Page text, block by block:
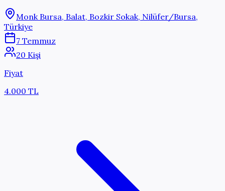
Monk Bursa, Balat, Bozkir Sokak, Nilüfer/Bursa,
Türkiye
7 Temmuz
20 Kişi
Fiyat
4.000 TL